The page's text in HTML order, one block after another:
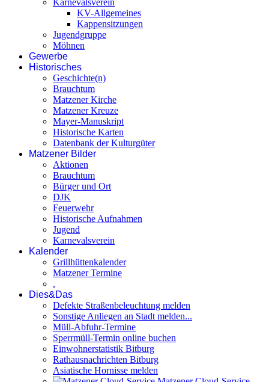
KV-Allgemeines
Kappensitzungen
Jugendgruppe
Möhnen
Gewerbe
Historisches
Geschichte(n)
Brauchtum
Matzener Kirche
Matzener Kreuze
Mayer-Manuskript
Historische Karten
Datenbank der Kulturgüter
Matzener Bilder
Aktionen
Brauchtum
Bürger und Ort
DJK
Feuerwehr
Historische Aufnahmen
Jugend
Karnevalsverein
Kalender
Grillhüttenkalender
Matzener Termine
.
Dies&Das
Defekte Straßenbeleuchtung melden
Sonstige Anliegen an Stadt melden...
Müll-Abfuhr-Termine
Sperrmüll-Termin online buchen
Einwohnerstatistik Bitburg
Rathausnachrichten Bitburg
Asiatische Hornisse melden